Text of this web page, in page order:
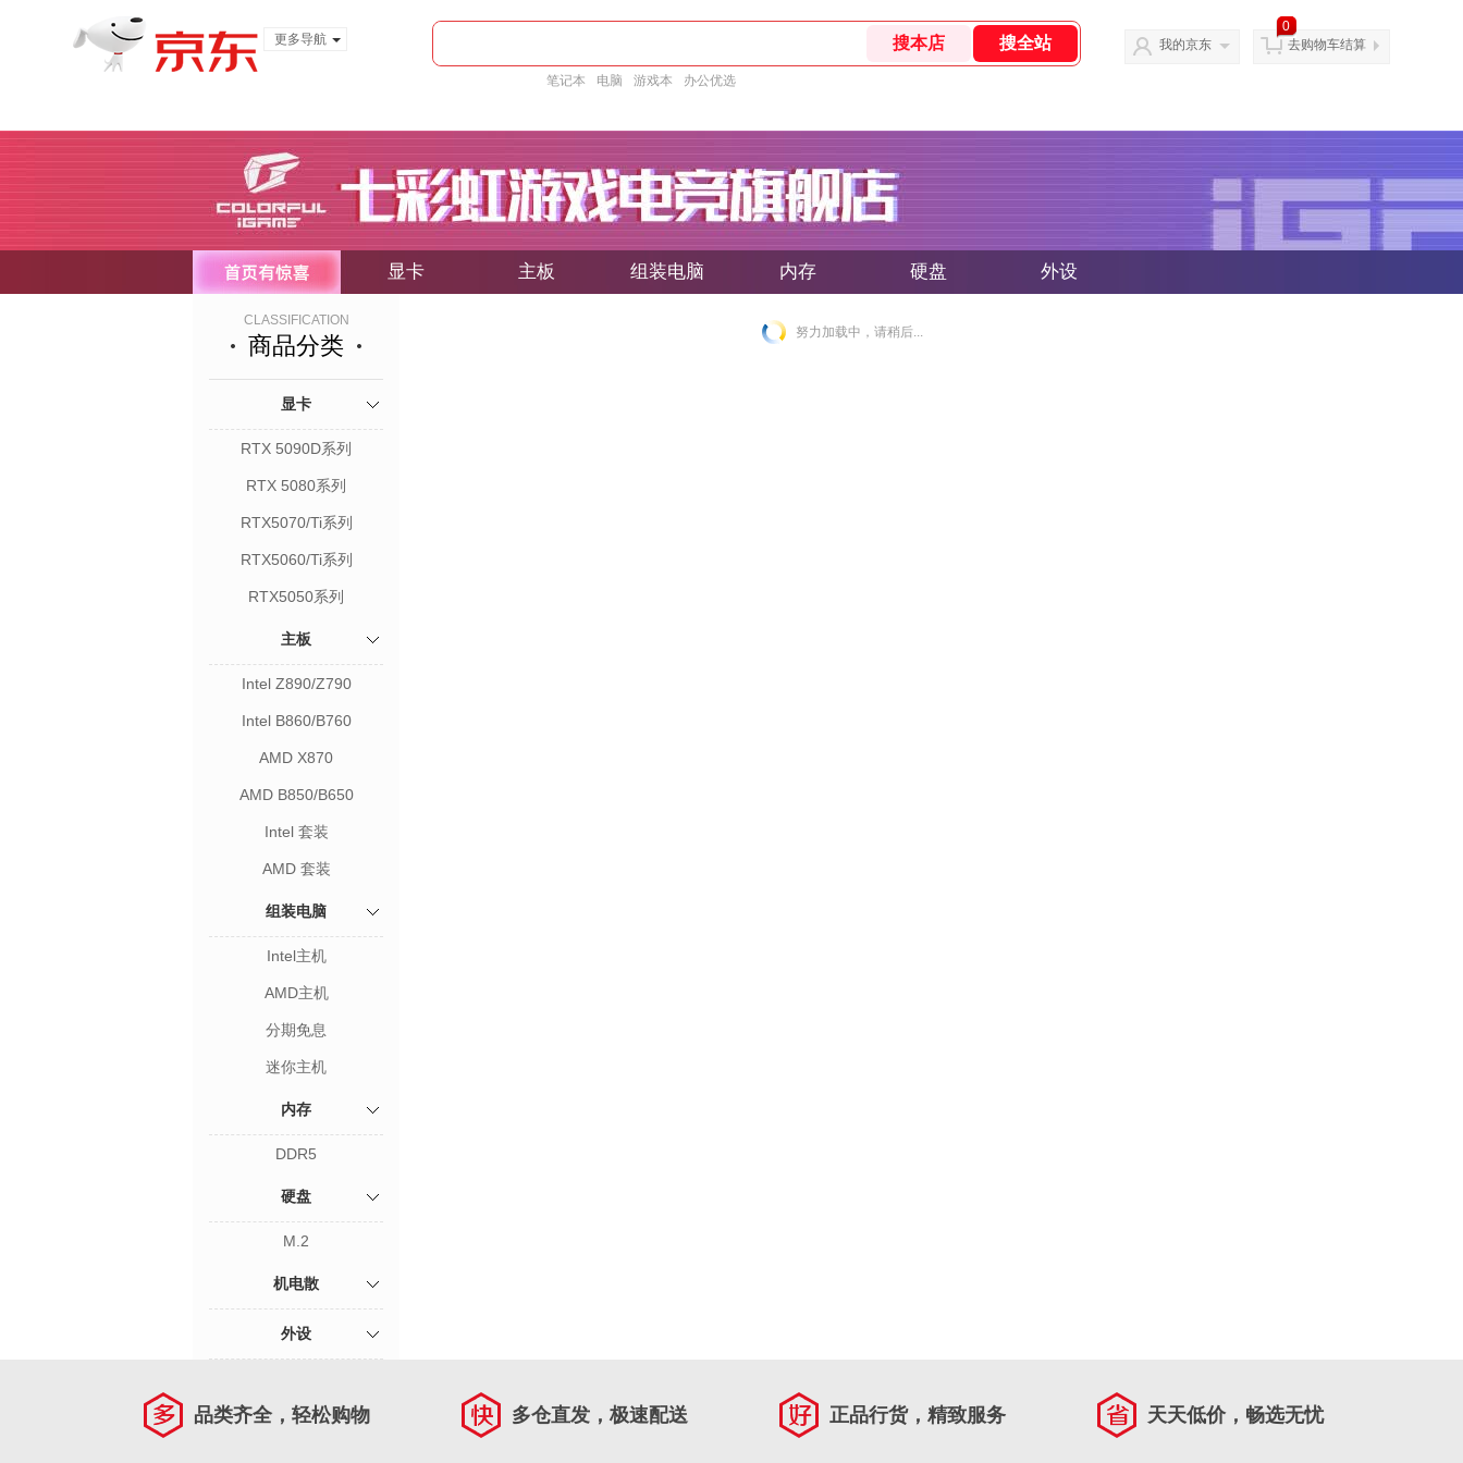
更多导航
笔记本 电脑 游戏本 办公优选
我的京东
0
去购物车结算
组装电脑
显卡 主板 内存 硬盘 外设
CLASSIFICATION
商品分类
显卡
RTX 5090D系列
RTX 5080系列
RTX5070/Ti系列
RTX5060/Ti系列
RTX5050系列
主板
Intel Z890/Z790
Intel B860/B760
AMD X870
AMD B850/B650
Intel 套装
AMD 套装
组装电脑
Intel主机
AMD主机
分期免息
迷你主机
内存
DDR5
硬盘
M.2
机电散
外设
努力加载中，请稍后...
品类齐全，轻松购物 多仓直发，极速配送 正品行货，精致服务 天天低价，畅选无忧